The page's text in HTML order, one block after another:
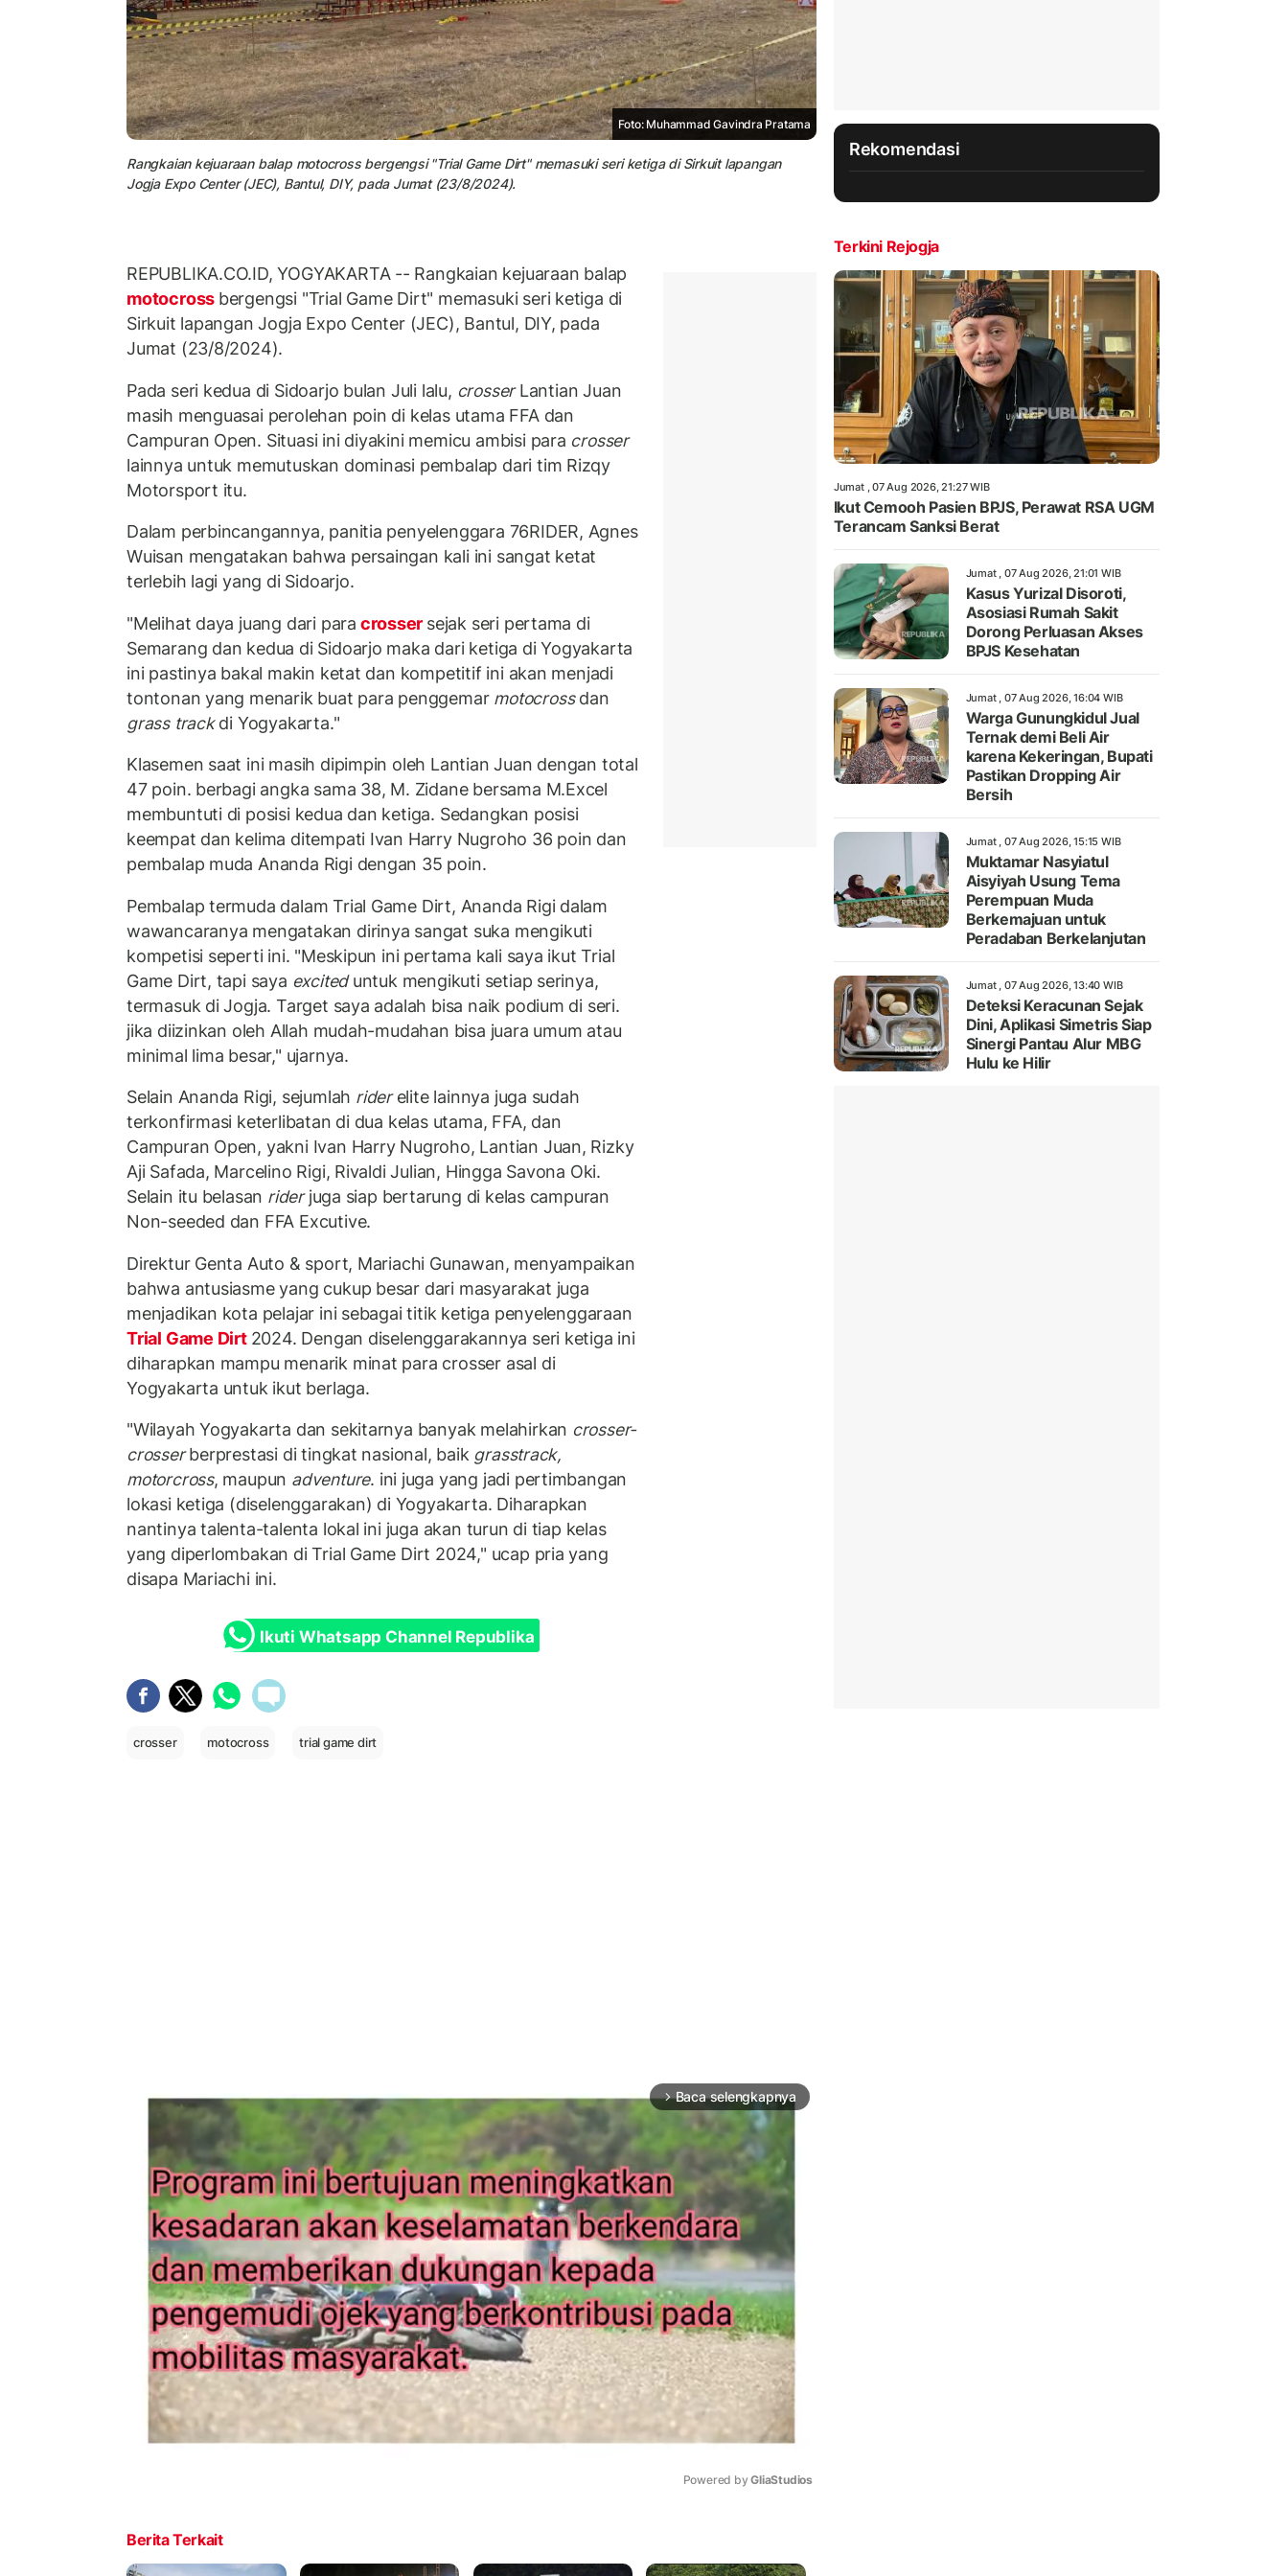
Foto: Muhammad Gavindra Pratama
Rangkaian kejuaraan balap motocross bergengsi "Trial Game Dirt" memasuki seri ketiga di Sirkuit lapangan
Jogja Expo Center (JEC), Bantul, DIY, pada Jumat (23/8/2024).
REPUBLIKA.CO.ID, YOGYAKARTA -- Rangkaian kejuaraan balap
motocross bergengsi "Trial Game Dirt" memasuki seri ketiga di
Sirkuit lapangan Jogja Expo Center (JEC), Bantul, DIY, pada
Jumat (23/8/2024).
Pada seri kedua di Sidoarjo bulan Juli lalu, crosserLantian Juan
masih menguasai perolehan poin di kelas utama FFA dan
Campuran Open. Situasi ini diyakini memicu ambisi para crosser
lainnya untuk memutuskan dominasi pembalap dari tim Rizqy
Motorsport itu.
Dalam perbincangannya, panitia penyelenggara 76RIDER, Agnes
Wuisan mengatakan bahwa persaingan kali ini sangat ketat
terlebih lagi yang di Sidoarjo.
"Melihat daya juang dari para crosser sejak seri pertama di
Semarang dan kedua di Sidoarjo maka dari ketiga di Yogyakarta
ini pastinya bakal makin ketat dan kompetitif ini akan menjadi
tontonan yang menarik buat para penggemar motocrossdan
grass trackdi Yogyakarta."
Klasemen saat ini masih dipimpin oleh Lantian Juan dengan total
47 poin. berbagi angka sama 38, M. Zidane bersama M.Excel
membuntuti di posisi kedua dan ketiga. Sedangkan posisi
keempat dan kelima ditempati Ivan Harry Nugroho 36 poin dan
pembalap muda Ananda Rigi dengan 35 poin.
Pembalap termuda dalam Trial Game Dirt, Ananda Rigi dalam
wawancaranya mengatakan dirinya sangat suka mengikuti
kompetisi seperti ini. "Meskipun ini pertama kali saya ikut Trial
Game Dirt, tapi saya exciteduntuk mengikuti setiap serinya,
termasuk di Jogja. Target saya adalah bisa naik podium di seri.
jika diizinkan oleh Allah mudah-mudahan bisa juara umum atau
minimal lima besar," ujarnya.
Selain Ananda Rigi, sejumlah riderelite lainnya juga sudah
terkonfirmasi keterlibatan di dua kelas utama, FFA, dan
Campuran Open, yakni Ivan Harry Nugroho, Lantian Juan, Rizky
Aji Safada, Marcelino Rigi, Rivaldi Julian, Hingga Savona Oki.
Selain itu belasan riderjuga siap bertarung di kelas campuran
Non-seeded dan FFA Excutive.
Direktur Genta Auto & sport, Mariachi Gunawan, menyampaikan
bahwa antusiasme yang cukup besar dari masyarakat juga
menjadikan kota pelajar ini sebagai titik ketiga penyelenggaraan
Trial Game Dirt 2024. Dengan diselenggarakannya seri ketiga ini
diharapkan mampu menarik minat para crosser asal di
Yogyakarta untuk ikut berlaga.
"Wilayah Yogyakarta dan sekitarnya banyak melahirkan crosser-
crosserberprestasi di tingkat nasional, baik grasstrack,
motorcross, maupun adventure. ini juga yang jadi pertimbangan
lokasi ketiga (diselenggarakan) di Yogyakarta. Diharapkan
nantinya talenta-talenta lokal ini juga akan turun di tiap kelas
yang diperlombakan di Trial Game Dirt 2024," ucap pria yang
disapa Mariachi ini.
Ikuti Whatsapp Channel Republika
crosser motocross trial game dirt
arrow_forward_ios Baca selengkapnya
Powered by GliaStudios
Berita Terkait
Rekomendasi
Terkini Rejogja
Jumat , 07 Aug 2026, 21:27 WIB
Ikut Cemooh Pasien BPJS, Perawat RSA UGM
Terancam Sanksi Berat
Jumat , 07 Aug 2026, 21:01 WIB
Kasus Yurizal Disoroti,
Asosiasi Rumah Sakit
Dorong Perluasan Akses
BPJS Kesehatan
Jumat , 07 Aug 2026, 16:04 WIB
Warga Gunungkidul Jual
Ternak demi Beli Air
karena Kekeringan, Bupati
Pastikan Dropping Air
Bersih
Jumat , 07 Aug 2026, 15:15 WIB
Muktamar Nasyiatul
Aisyiyah Usung Tema
Perempuan Muda
Berkemajuan untuk
Peradaban Berkelanjutan
Jumat , 07 Aug 2026, 13:40 WIB
Deteksi Keracunan Sejak
Dini, Aplikasi Simetris Siap
Sinergi Pantau Alur MBG
Hulu ke Hilir